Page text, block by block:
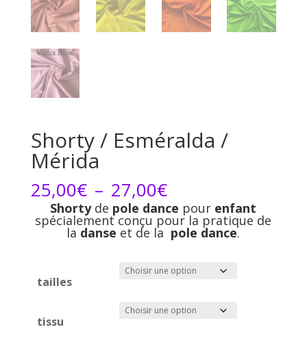
Shorty / Esméralda /
Mérida
25,00€ – 27,00€Plage
de
prix :
25,00€
à
27,00€
Shortyde pole dance pour enfant
spécialement conçu pour la pratique de
la danse et de la pole dance.
tailles
tissu